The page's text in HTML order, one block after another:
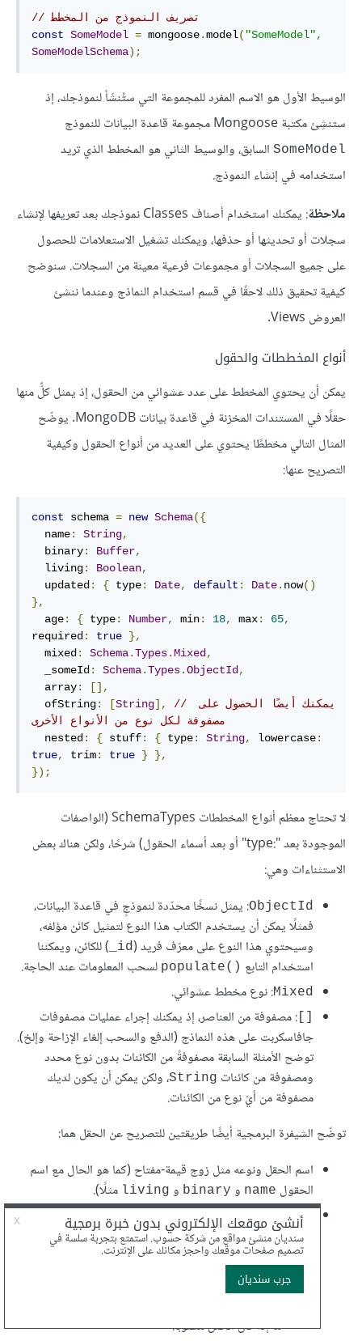
// تصريف النموذج من المخطط
const SomeModel = mongoose.model( "SomeModel",
SomeModelSchema);
الوسيط الأول هو الاسم المفرد للمجموعة التي ستُنشَأ لنموذجك، إذ
ستنشِئ مكتبة Mongoose مجموعة قاعدة البيانات للنموذج
SomeModel السابق، والوسيط الثاني هو المخطط الذي تريد
استخدامه في إنشاء النموذج.
ملاحظة
: يمكنك استخدام أصناف Classes نموذجك بعد تعريفها لإنشاء
سجلات أو تحديثها أو حذفها، ويمكنك تشغيل الاستعلامات للحصول
على جميع السجلات أو مجموعات فرعية معينة من السجلات. سنوضح
كيفية تحقيق ذلك لاحقًا في قسم استخدام النماذج وعندما ننشئ
العروض Views.
أنواع المخططات والحقول
يمكن أن يحتوي المخطط على عدد عشوائي من الحقول، إذ يمثل كلٌّ منها
حقلًا في المستندات المخزنة في قاعدة بيانات MongoDB. يوضّح
المثال التالي مخططًا يحتوي على العديد من أنواع الحقول وكيفية
التصريح عنها:
const schema = new Schema({
  name
: String,
  binary
: Buffer,
  living
: Boolean,
  updated
: { type: Date, default : Date. now()
},
  age
: { type: Number, min: 18, max: 65,
required: true },
  mixed
: Schema.Types.Mixed,
  _someId
: Schema.Types.ObjectId,
  array
:
[],
  ofString
: [String],
// يمكنك أيضًا الحصول على
مصفوفة لكل نوع من الأنواع الأخرى
  nested
: { stuff: { type: String, lowercase:
true, trim: true }
},
});
لا تحتاج معظم أنواع المخططات SchemaTypes (الواصفات
الموجودة بعد "type:‎" أو بعد أسماء الحقول) شرحًا، ولكن هناك بعض
الاستثناءات وهي:
ObjectId: يمثل نسخًا محدّدة لنموذجٍ في قاعدة البيانات،
فمثلًا يمكن أن يستخدم الكتاب هذا النوع لتمثيل كائن مؤلفه،
وسيحتوي هذا النوع على معرّف فريد (‎_id ) للكائن، ويمكننا
استخدام التابع populate()‎ لسحب المعلومات عند الحاجة.
Mixed: نوع مخطط عشوائي.
: مصفوفة من العناصر، إذ يمكنك إجراء عمليات مصفوفات
جافاسكربت على هذه النماذج (الدفع والسحب إلغاء الإزاحة وإلخ).
توضح الأمثلة السابقة مصفوفةً من الكائنات بدون نوع محدد
ومصفوفة من كائنات String، ولكن يمكن أن يكون لديك
مصفوفة من أيّ نوع من الكائنات.
توضّح الشيفرة البرمجية أيضًا طريقتين للتصريح عن الحقل هما:
اسم الحقل ونوعه مثل زوج قيمة-مفتاح (كما هو الحال مع اسم
الحقول name و binary و living مثلًا).
اسم الحقل متبوعًا بكائن يحدد النوع
وأيّ خيارات أخرى
للحقل، إذ تتضمن هذه الخيارات ما يلي:
قيم افتراضية.
أدوات التحقق المبنية مسبقًا، مثل القيم العليا أو الدنيا،
ما إذا كان الحقل مطلوبًا.